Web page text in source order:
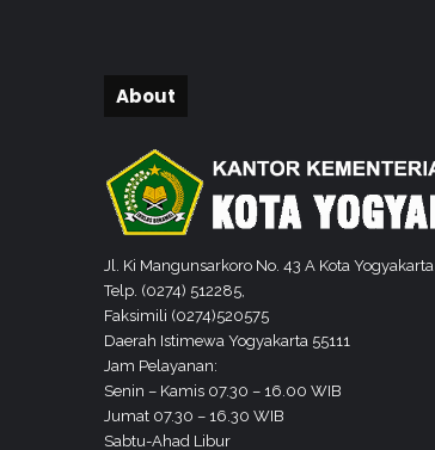
t
m
e
n
g
a
j
d
About
Jl. Ki Mangunsarkoro No. 43 A Kota Yogyakarta
Telp. (0274) 512285,
Faksimili (0274)520575
Daerah Istimewa Yogyakarta 55111
Jam Pelayanan:
Senin – Kamis 07.30 – 16.00 WIB
Jumat 07.30 – 16.30 WIB
Sabtu-Ahad Libur